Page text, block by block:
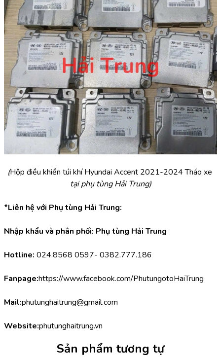
(
tại phụ tùng Hải Trung)
*Liên hệ với Phụ tùng Hải Trung:
Nhập khẩu và phân phối: Phụ tùng Hải Trung
Hotline: 024.8568 0597- 0382.777.186
Fanpage:https://www.facebook.com/PhutungotoHaiTrung
Mail:phutunghaitrung@gmail.com
Website:phutunghaitrung.vn
Sản phẩm tương tự